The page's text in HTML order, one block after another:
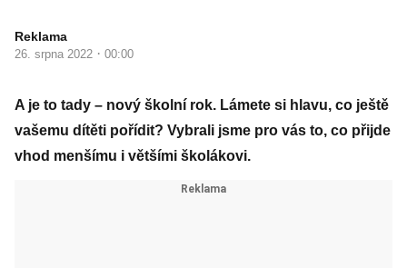
Reklama
26. srpna 2022 · 00:00
A je to tady – nový školní rok. Lámete si hlavu, co ještě
vašemu dítěti pořídit? Vybrali jsme pro vás to, co přijde
vhod menšímu i většími školákovi.